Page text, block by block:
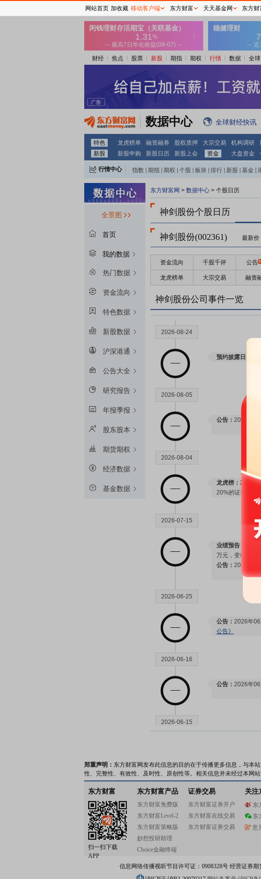
财经 焦点 股票 新股 期指 期权 行情 数据 全球
数据中心 全球财经快讯
特色 龙虎榜单 融资融券 股权质押 大宗交易 机构调研
新股
新股申购 新股日历 新股上会 资金 大盘资金
行情中心 指数 期指 期权 个股 板块 排行 新股 基金
全景图
首页
我的数据
热门数据
资金流向
特色数据
新股数据
沪深港通
公告大全
研究报告
年报季报
股东股本
期货期权
经济数据
基金数据
东方财富网 > 数据中心 > 个股日历
神剑股份个股日历
神剑股份(002361) 最新价
资金流向 千股千评 公告
龙虎榜单 大宗交易 融资
神剑股份公司事件一览
2026-08-24
预约披露日：
2026-08-05
公告： 2026年
2026-08-04
龙虎榜： 2026年
20%的证券”披露
2026-07-15
业绩预告：
万元，变动-
公告： 2026年07
2026-06-25
公告： 2026年
公告》
2026-06-16
公告： 2026年
2026-06-15
2026
2026
虎榜信息
2026-06-11
2026
郑重声明： 东方财富网发布此信息的目的在于传播更多信息，与本
性、完整性、有效性、及时性、原创性等。相关信息并未经过本网
东方财富
扫一扫下载
APP
东方财富产品
东方财富免费版
东方财富Level-2
东方财富策略版
妙想投研助理
Choice金融终端
证券交易
东方财富证券开户
东方财富在线交易
东方财富证券交易
关注
东
东
意
信息网络传播视听节目许可证：0908328号 经营证券期
网站首页 加收藏 移动客户端 东方财富 天天基金网 东方财